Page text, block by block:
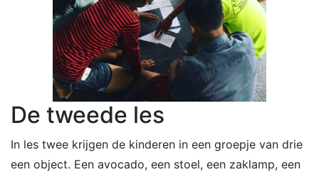
De tweede les
In les twee krijgen de kinderen in een groepje van drie
een object. Een avocado, een stoel, een zaklamp, een